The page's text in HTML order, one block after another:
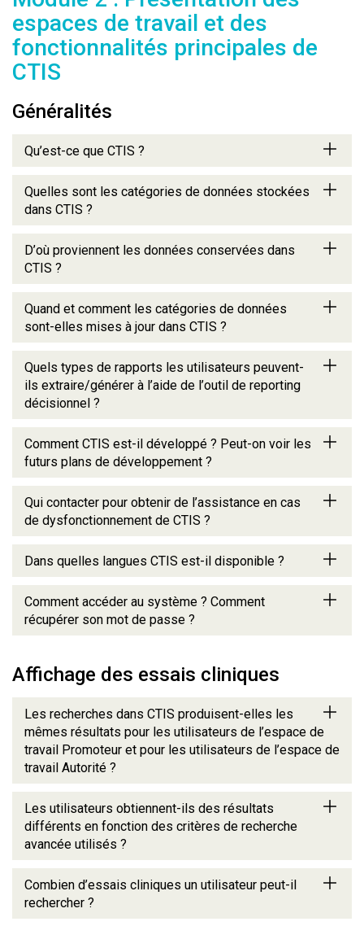
espaces de travail et des
fonctionnalités principales de
CTIS
Généralités
Qu’est-ce que CTIS ?
Quelles sont les catégories de données stockées
dans CTIS ?
D’où proviennent les données conservées dans
CTIS ?
Quand et comment les catégories de données
sont-elles mises à jour dans CTIS ?
Quels types de rapports les utilisateurs peuvent-
ils extraire/générer à l’aide de l’outil de reporting
décisionnel ?
Comment CTIS est-il développé ? Peut-on voir les
futurs plans de développement ?
Qui contacter pour obtenir de l’assistance en cas
de dysfonctionnement de CTIS ?
Dans quelles langues CTIS est-il disponible ?
Comment accéder au système ? Comment
récupérer son mot de passe ?
Affichage des essais cliniques
Les recherches dans CTIS produisent-elles les
mêmes résultats pour les utilisateurs de l’espace de
travail Promoteur et pour les utilisateurs de l’espace de
travail Autorité ?
Les utilisateurs obtiennent-ils des résultats
différents en fonction des critères de recherche
avancée utilisés ?
Combien d’essais cliniques un utilisateur peut-il
rechercher ?